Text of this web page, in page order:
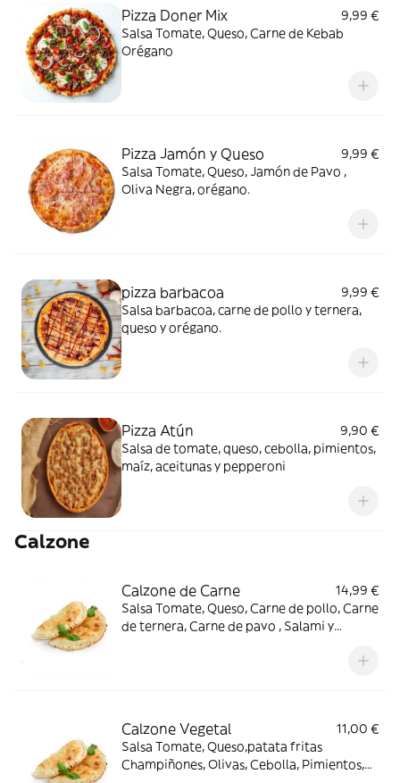
Pizza Doner Mix
9,99 €
Salsa Tomate, Queso, Carne de Kebab
Orégano
Pizza Jamón y Queso
9,99 €
Salsa Tomate, Queso, Jamón de Pavo ,
Oliva Negra, orégano.
pizza barbacoa
9,99 €
Salsa barbacoa, carne de pollo y ternera,
queso y orégano.
Pizza Atún
9,90 €
Salsa de tomate, queso, cebolla, pimientos,
maíz, aceitunas y pepperoni
Calzone
Calzone de Carne
14,99 €
Salsa Tomate, Queso, Carne de pollo, Carne
de ternera, Carne de pavo , Salami y
Calzone Vegetal
11,00 €
Salsa Tomate, Queso,patata fritas
Champiñones, Olivas, Cebolla, Pimientos,